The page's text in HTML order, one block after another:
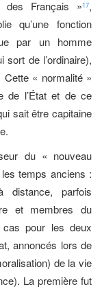
des Français »17,
qu’une fonction
par un homme
de l’ordinaire),
Cette « normalité »
de l’État et de ce
sait être capitaine
du « nouveau
temps anciens :
parfois
et membres du
pour les deux
annoncés lors de
de la vie
La première fut